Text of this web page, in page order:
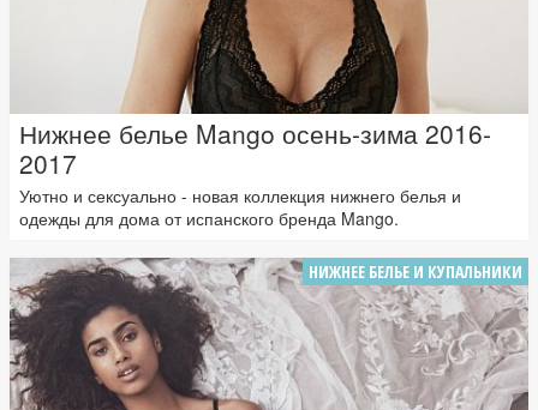
Нижнее белье Mango осень-зима 2016-
2017
Уютно и сексуально - новая коллекция нижнего белья и
одежды для дома от испанского бренда Mango.
НИЖНЕЕ БЕЛЬЕ И КУПАЛЬНИКИ